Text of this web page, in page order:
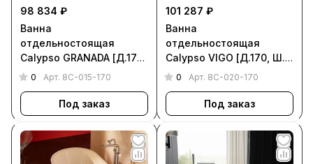
98 834 ₽
Ванна
отдельностоящая
Calypso GRANADA [Д.170,
Ш. 80, Г. 48, 8C-015-170]
0 Арт. 8C-015-170
Под заказ
101 287 ₽
Ванна
отдельностоящая
Calypso VIGO [Д.170, Ш.
75, Г. 47, 8C-020-170]
0 Арт. 8C-020-170
Под заказ